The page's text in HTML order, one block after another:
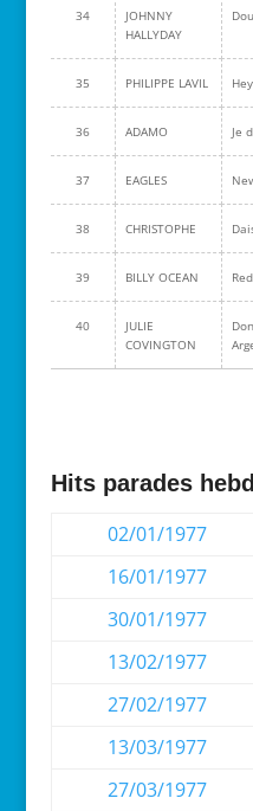
34
JOHNNY
HALLYDAY
35 PHILIPPE LAVIL
36 ADAMO Je
37 EAGLES
38 CHRISTOPHE
39 BILLY OCEAN
40
JULIE
COVINGTON
Hits parades
02/01/1977
16/01/1977
30/01/1977
13/02/1977
27/02/1977
13/03/1977
27/03/1977